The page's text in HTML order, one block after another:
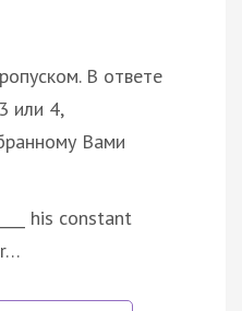
В ответе
или 4,
Вами
his constant